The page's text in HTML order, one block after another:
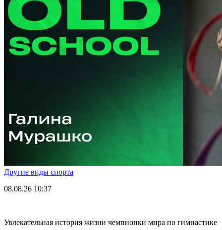
Другие виды спорта
08.08.26 10:37
Увлекательная история жизни чемпионки мира по гимнастике